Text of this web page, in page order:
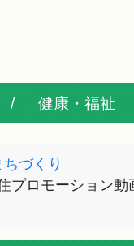
健康・福祉
づくり
プロモーション動